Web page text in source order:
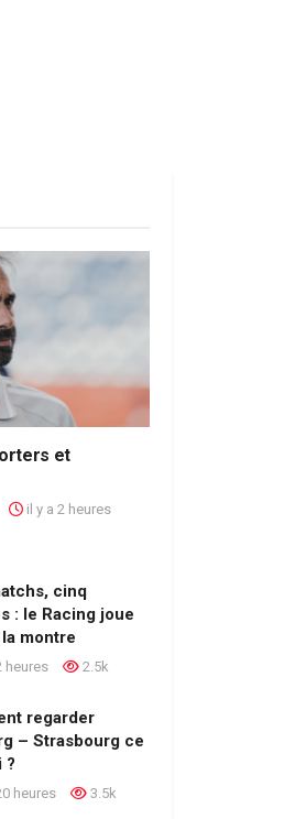
et
il y a 2 heures
cinq
: le Racing joue
montre
heures 2.5k
regarder
– Strasbourg ce
?
heures 3.5k